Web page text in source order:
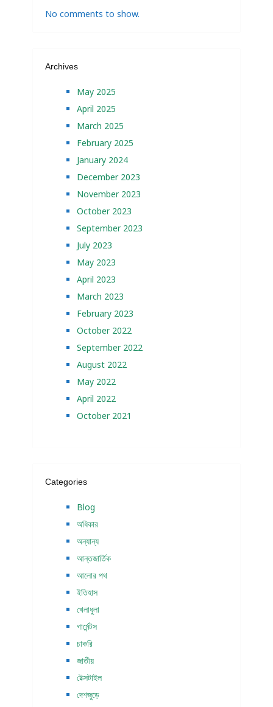
No comments to show.
Archives
May 2025
April 2025
March 2025
February 2025
January 2024
December 2023
November 2023
October 2023
September 2023
July 2023
May 2023
April 2023
March 2023
February 2023
October 2022
September 2022
August 2022
May 2022
April 2022
October 2021
Categories
Blog
অধিকার
অন্যান্য
আন্তজার্তিক
আলোর পথ
ইতিহাস
খেলাধুলা
গার্মেন্টস
চাকরি
জাতীয়
টেক্সটাইল
দেশজুড়ে